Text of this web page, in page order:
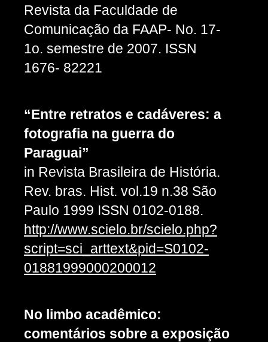
Revista da Faculdade de
Comunicação da FAAP- No. 17-
1o. semestre de 2007. ISSN
1676- 82221
“Entre retratos e cadáveres: a
fotografia na guerra do
Paraguai”
in Revista Brasileira de História.
Rev. bras. Hist. vol.19 n.38 São
Paulo 1999 ISSN 0102-0188.
http://www.scielo.br/scielo.php?
script=sci_arttext&pid=S0102-
01881999000200012
No limbo acadêmico:
comentários sobre a exposição